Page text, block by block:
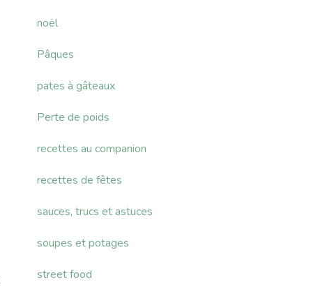
noël
Pâques
pates à gâteaux
Perte de poids
recettes au companion
recettes de fêtes
sauces, trucs et astuces
soupes et potages
street food